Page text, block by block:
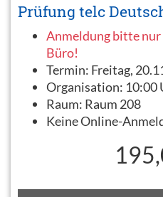
Prüfung telc
Anmeldung bitte
Büro!
Termin: Freitag,
Organisation: 10:00
Raum: Raum 208
Keine Online-